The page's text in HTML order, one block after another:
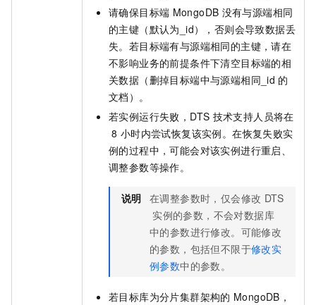
请确保目标端 MongoDB 没有与源端相同
的主键（默认为_id），否则会导致数据丢
失。若目标端有与源端相同的主键，请在
不影响业务的前提条件下清空目标端的相
关数据（删掉目标端中与源端相同_id 的
文档）。
若实例运行失败，DTS 技术支持人员将在
8 小时内尝试恢复该实例。在恢复失败实
例的过程中，可能会对该实例进行重启、
调整参数等操作。
说明 在调整参数时，仅会修改 DTS
实例的参数，不会对数据库
中的参数进行修改。 可能修改
的参数，包括但不限于修改实
例参数中的参数。
若目标库为分片集群架构的 MongoDB，